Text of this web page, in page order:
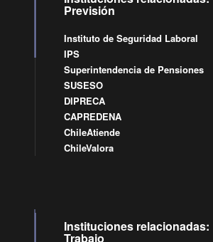
Previsión
Instituto de Seguridad Laboral
IPS
Superintendencia de Pensiones
SUSESO
DIPRECA
CAPREDENA
ChileAtiende
ChileValora
Instituciones relacionadas:
Trabajo